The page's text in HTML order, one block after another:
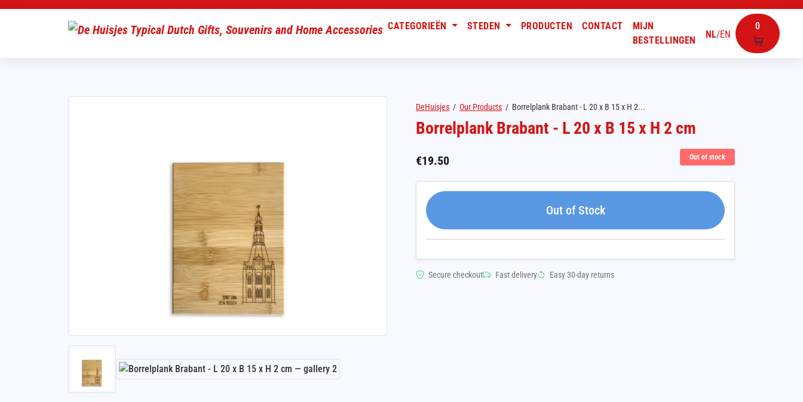
NL/EN
0
CATEGORIEËN STEDEN PRODUCTEN CONTACT
MIJN
BESTELLINGEN
DeHuisjes / Our Products / Borrelplank Brabant - L 20 x B 15 x H 2...
Borrelplank Brabant - L 20 x B 15 x H 2 cm
€19.50 Out of stock
Out of Stock
Secure checkout Fast delivery Easy 30-day returns